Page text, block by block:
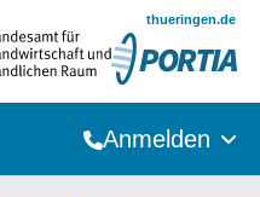
thueringen.de
Anmelden